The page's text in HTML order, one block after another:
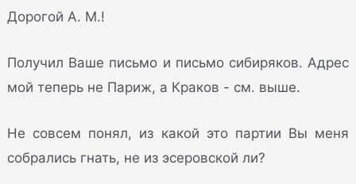
Дорогой А. М.!
Получил Ваше письмо и письмо сибиряков. Адрес
мой теперь не Париж, а Краков - см. выше.
Не совсем понял, из какой это партии Вы меня
собрались гнать, не из эсеровской ли?